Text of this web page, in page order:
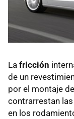
La fricción
de un
por el montaje
contrarrestan
en los